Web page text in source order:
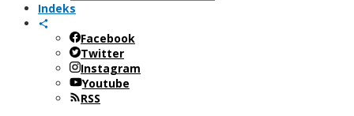
Indeks
Facebook
Twitter
Instagram
Youtube
RSS